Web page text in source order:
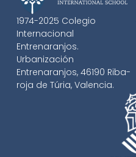
1974-2025 Colegio
Internacional
Entrenaranjos.
Urbanización
Entrenaranjos, 46190 Riba-
roja de Túria, Valencia.